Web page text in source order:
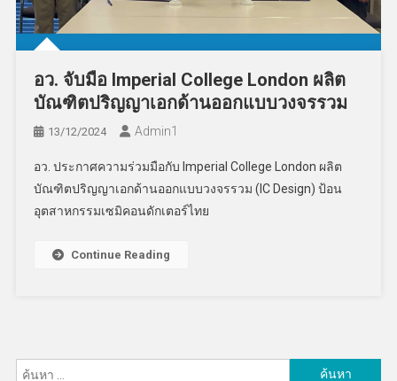
อว. จับมือ Imperial College London ผลิต
บัณฑิตปริญญาเอกด้านออกแบบวงจรรวม
13/12/2024 Admin​1
อว. ประกาศความร่วมมือกับ Imperial College London ผลิต
บัณฑิตปริญญาเอกด้านออกแบบวงจรรวม (IC Design) ป้อน
อุตสาหกรรมเซมิคอนดักเตอร์ไทย
Continue Reading